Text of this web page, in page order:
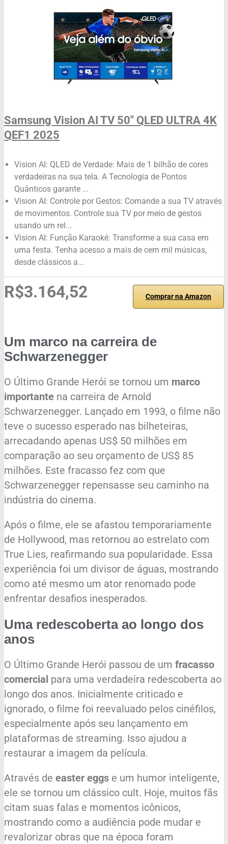
Samsung Vision AI TV 50" QLED ULTRA 4K
QEF1 2025
Vision AI: QLED de Verdade: Mais de 1 bilhão de cores
verdadeiras na sua tela. A Tecnologia de Pontos
Quânticos garante ...
Vision AI: Controle por Gestos: Comande a sua TV através
de movimentos. Controle sua TV por meio de gestos
usando um rel...
Vision AI: Função Karaokê: Transforme a sua casa em
uma festa. Tenha acesso a mais de cem mil músicas,
desde clássicos a...
R$3.164,52 Comprar na Amazon
Um marco na carreira de
Schwarzenegger
O Último Grande Herói se tornou um marco
importante na carreira de Arnold
Schwarzenegger. Lançado em 1993, o filme não
teve o sucesso esperado nas bilheteiras,
arrecadando apenas US$ 50 milhões em
comparação ao seu orçamento de US$ 85
milhões. Este fracasso fez com que
Schwarzenegger repensasse seu caminho na
indústria do cinema.
Após o filme, ele se afastou temporariamente
de Hollywood, mas retornou ao estrelato com
True Lies, reafirmando sua popularidade. Essa
experiência foi um divisor de águas, mostrando
como até mesmo um ator renomado pode
enfrentar desafios inesperados.
Uma redescoberta ao longo dos
anos
O Último Grande Herói passou de um fracasso
comercial para uma verdadeira redescoberta ao
longo dos anos. Inicialmente criticado e
ignorado, o filme foi reevaluado pelos cinéfilos,
especialmente após seu lançamento em
plataformas de streaming. Isso ajudou a
restaurar a imagem da película.
Através de easter eggs e um humor inteligente,
ele se tornou um clássico cult. Hoje, muitos fãs
citam suas falas e momentos icônicos,
mostrando como a audiência pode mudar e
revalorizar obras que na época foram